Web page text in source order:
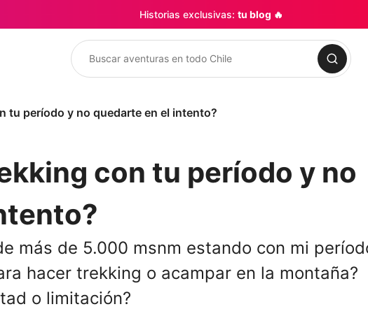
Historias exclusivas: tu blog 🔥
Buscar
tu período y no quedarte en el intento?
con tu período y no
más de 5.000 msnm estando con mi
hacer trekking o acampar en la montaña?
o limitación?